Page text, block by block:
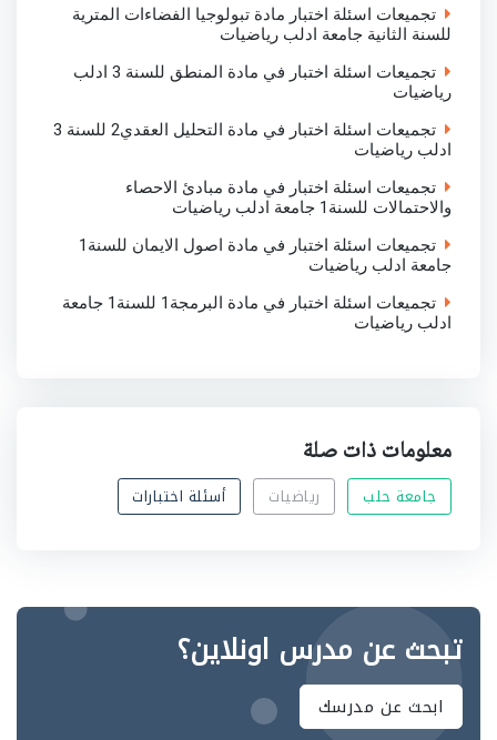
تجميعات اسئلة اختبار مادة تبولوجيا الفضاءات المترية
للسنة الثانية جامعة ادلب رياضيات
تجميعات اسئلة اختبار في مادة المنطق للسنة 3 ادلب
رياضيات
تجميعات اسئلة اختبار في مادة التحليل العقدي2 للسنة 3
ادلب رياضيات
تجميعات اسئلة اختبار في مادة مبادئ الاحصاء
والاحتمالات للسنة1 جامعة ادلب رياضيات
تجميعات اسئلة اختبار في مادة اصول الايمان للسنة1
جامعة ادلب رياضيات
تجميعات اسئلة اختبار في مادة البرمجة1 للسنة1 جامعة
ادلب رياضيات
معلومات ذات صلة
جامعة حلب رياضيات أسئلة اختبارات
تبحث عن مدرس اونلاين؟
ابحث عن مدرسك